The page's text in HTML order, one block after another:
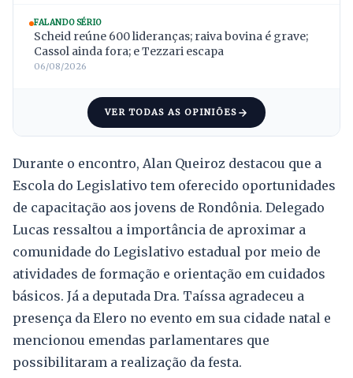
FALANDO SÉRIO
Scheid reúne 600 lideranças; raiva bovina é grave;
Cassol ainda fora; e Tezzari escapa
06/08/2026
VER TODAS AS OPINIÕES
Durante o encontro, Alan Queiroz destacou que a
Escola do Legislativo tem oferecido oportunidades
de capacitação aos jovens de Rondônia. Delegado
Lucas ressaltou a importância de aproximar a
comunidade do Legislativo estadual por meio de
atividades de formação e orientação em cuidados
básicos. Já a deputada Dra. Taíssa agradeceu a
presença da Elero no evento em sua cidade natal e
mencionou emendas parlamentares que
possibilitaram a realização da festa.